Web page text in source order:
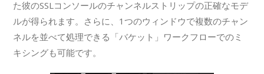
た彼のSSLコンソールのチャンネルストリップの正確なモデ
ルが得られます。さらに、1つのウィンドウで複数のチャン
ネルを並べて処理できる「バケット」ワークフローでのミ
キシングも可能です。